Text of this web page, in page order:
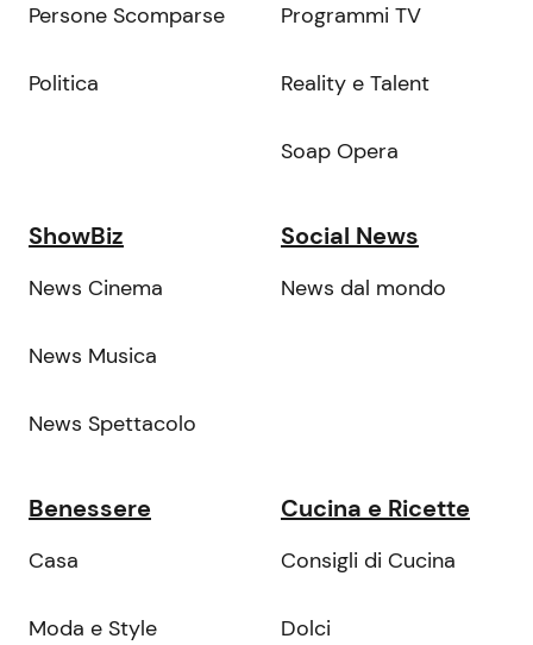
Persone Scomparse
Politica
Programmi TV
Reality e Talent
Soap Opera
ShowBiz
News Cinema
News Musica
News Spettacolo
Social News
News dal mondo
Benessere
Casa
Moda e Style
Cucina e Ricette
Consigli di Cucina
Dolci